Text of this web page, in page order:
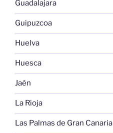
Guadalajara
Guipuzcoa
Huelva
Huesca
Jaén
La Rioja
Las Palmas de Gran Canaria